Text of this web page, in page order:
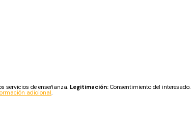
servicios de enseñanza. Legitimación: Consentimiento del interesado.
adicional.